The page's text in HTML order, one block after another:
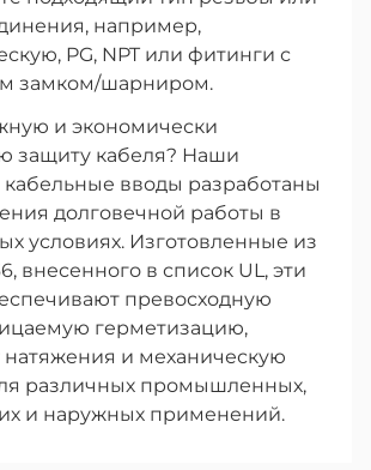
например,
PG, NPT или фитинги с
замком/шарниром.
и экономически
защиту кабеля? Наши
вводы разработаны
долговечной работы в
условиях. Изготовленные из
внесенного в список UL, эти
превосходную
герметизацию,
натяжения и механическую
различных промышленных,
и наружных применений.